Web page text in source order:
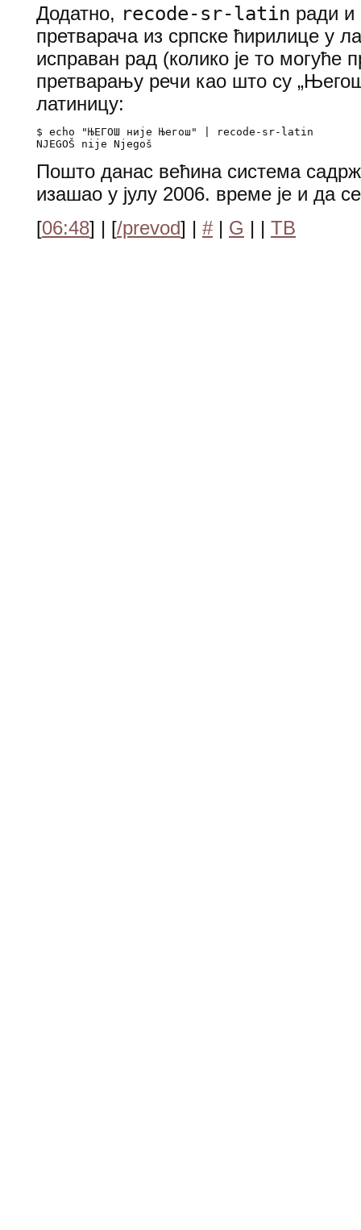
Додатно, recode-sr-latin ради
претварача из српске ћирилице у
исправан рад (колико је то могуће
претварању речи као што су
латиницу:
$ echo "ЊЕГОШ није Његош" | recode-sr-latin
NJEGOŠ nije Njegoš
Пошто данас већина система
изашао у јулу 2006. време је и да
[06:48] | [/prevod] | #| G | | TB